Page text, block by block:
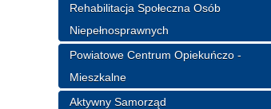
Rehabilitacja Społeczna Osób
Niepełnosprawnych
Powiatowe Centrum Opiekuńczo -
Mieszkalne
Aktywny Samorząd